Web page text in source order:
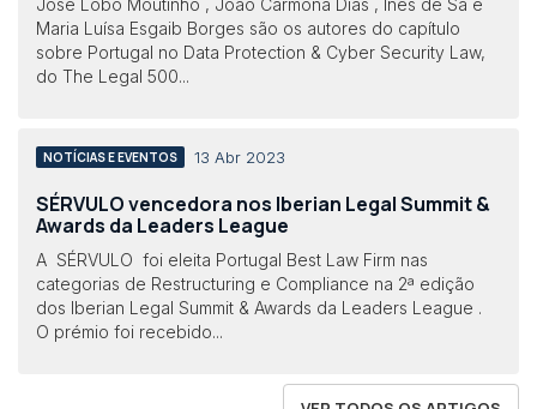
Maria Luísa Esgaib Borges são os autores do capítulo
sobre Portugal no Data Protection & Cyber Security Law,
do The Legal 500...
NOTÍCIAS E EVENTOS 13 Abr 2023
SÉRVULO vencedora nos Iberian Legal Summit &
Awards da Leaders League
A SÉRVULO foi eleita Portugal Best Law Firm nas
categorias de Restructuring e Compliance na 2ª edição
dos Iberian Legal Summit & Awards da Leaders League .
O prémio foi recebido...